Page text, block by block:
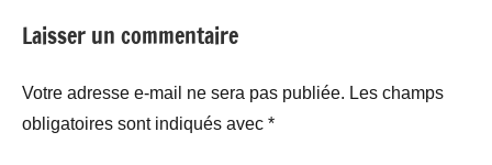
Laisser un commentaire
Votre adresse e-mail ne sera pas publiée. Les champs
obligatoires sont indiqués avec *